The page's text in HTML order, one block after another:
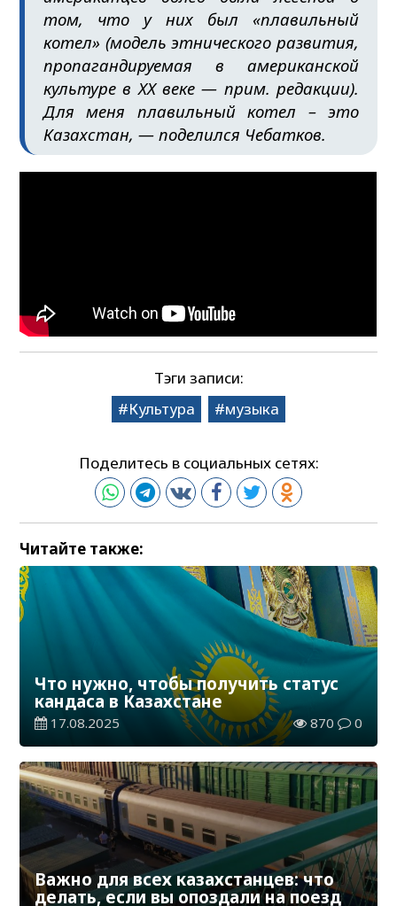
том, что у них был «плавильный
котел» (модель этнического развития,
пропагандируемая в американской
культуре в XX веке — прим. редакции).
Для меня плавильный котел – это
Казахстан, — поделился Чебатков.
Тэги записи:
Культура
музыка
Поделитесь в социальных сетях:
Читайте также:
Что нужно, чтобы получить статус
кандаса в Казахстане
17.08.2025 870 0
Важно для всех казахстанцев: что
делать, если вы опоздали на поезд